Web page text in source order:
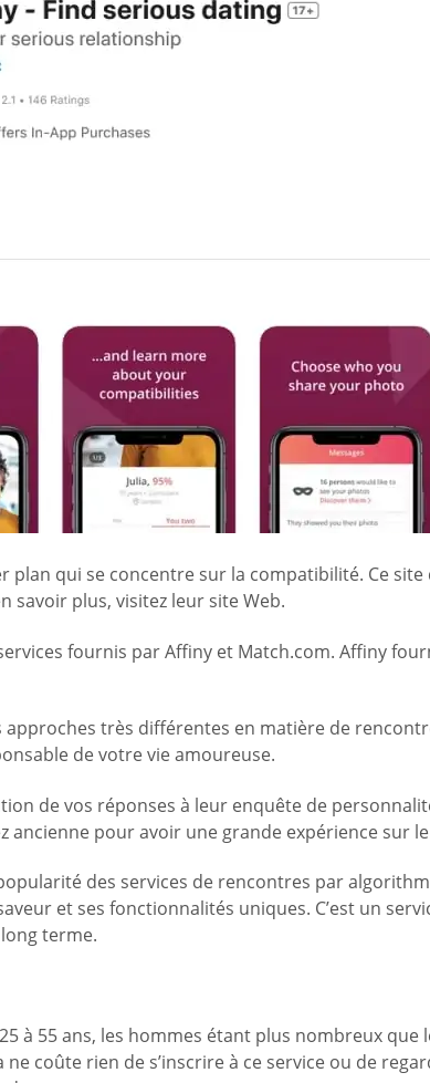
qui se concentre sur la compatibilité. Ce
savoir plus, visitez leur site Web.
fournis par Affiny et Match.com. Affiny
très différentes en matière de
de votre vie amoureuse.
de vos réponses à leur enquête de
ancienne pour avoir une grande expérience sur
des services de rencontres par
et ses fonctionnalités uniques. C’est un
terme.
à 55 ans, les hommes étant plus nombreux
coûte rien de s’inscrire à ce service ou de